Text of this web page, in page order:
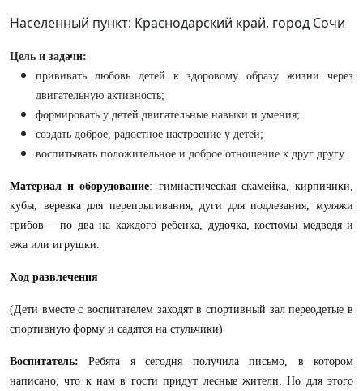
Населенный пункт: Краснодарский край, город Сочи
Цель и задачи:
прививать любовь детей к здоровому образу жизни через
двигательную активность;
формировать у детей двигательные навыки и умения;
создать доброе, радостное настроение у детей;
воспитывать положительное и доброе отношение к друг другу.
Материал и оборудование: гимнастическая скамейка, кирпичики,
кубы, веревка для перепрыгивания, дуги для подлезания, муляжи
грибов – по два на каждого ребенка, дудочка, костюмы медведя и
ежа или игрушки.
Ход развлечения
(Дети вместе с воспитателем заходят в спортивный зал переодетые в
спортивную форму и садятся на стульчики)
Воспитатель:
Ребята я сегодня получила письмо, в котором
написано, что к нам в гости придут лесные жители. Но для этого